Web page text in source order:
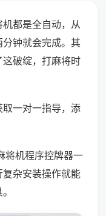
都是全自动，从
钟就会完成。其
破绽，打麻将时
一对一指导，添
将机程序控牌器一
杂安装操作就能